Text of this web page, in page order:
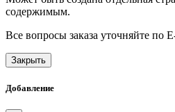
содержимым.
Все вопросы заказа уточняйте по
Закрыть
Добавление